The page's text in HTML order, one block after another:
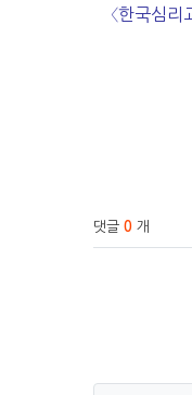
〈한국심리
댓글 0개